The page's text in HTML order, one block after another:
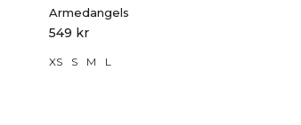
Armedangels
549 kr
XS S M L